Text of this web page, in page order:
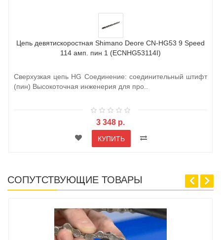
Цепь девятискоростная Shimano Deore CN-HG53 9 Speed
114 амп. пин 1 (ECNHG53114I)
Сверхузкая цепь HG Соединение: соединительный штифт
(пин) Высокоточная инженерия для про..
3 348 р.
КУПИТЬ
СОПУТСТВУЮЩИЕ ТОВАРЫ